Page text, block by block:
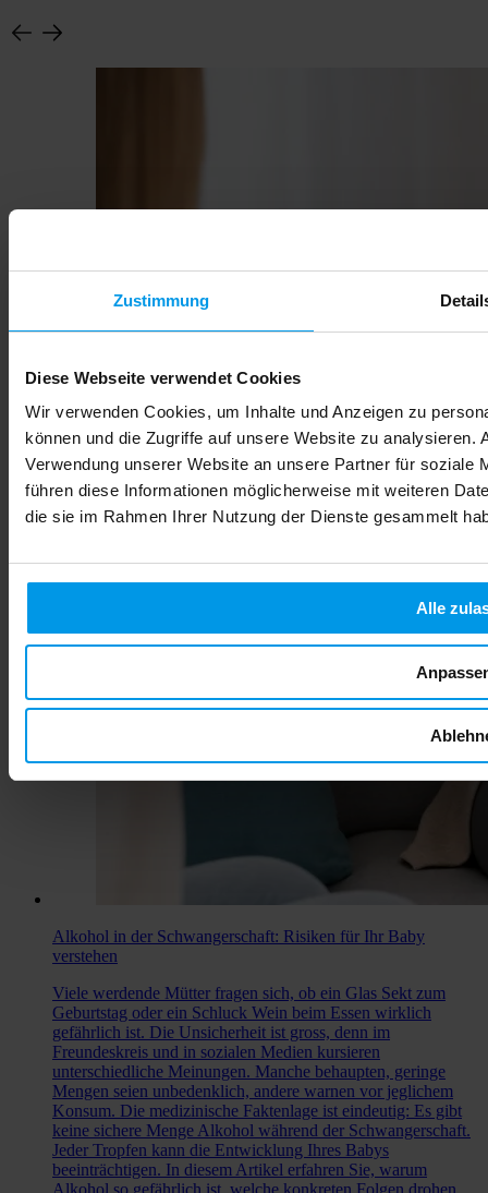
Zustimmung
Diese Webseite verwendet Cookies
Wir verwenden Cookies, um Inhalte und Anzeigen zu
können und die Zugriffe auf unsere Website zu analysieren.
Verwendung unserer Website an unsere Partner für soziale
führen diese Informationen möglicherweise mit weiteren
die sie im Rahmen Ihrer Nutzung der Dienste gesammelt
Alle
Alkohol in der Schwangerschaft: Risiken für Ihr Baby
verstehen
Viele werdende Mütter fragen sich, ob ein Glas Sekt zum
Geburtstag oder ein Schluck Wein beim Essen wirklich
gefährlich ist. Die Unsicherheit ist gross, denn im
Freundeskreis und in sozialen Medien kursieren
unterschiedliche Meinungen. Manche behaupten, geringe
Mengen seien unbedenklich, andere warnen vor jeglichem
Konsum. Die medizinische Faktenlage ist eindeutig: Es gibt
keine sichere Menge Alkohol während der Schwangerschaft.
Jeder Tropfen kann die Entwicklung Ihres Babys
beeinträchtigen. In diesem Artikel erfahren Sie, warum